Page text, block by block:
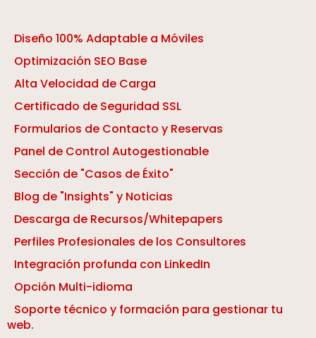
Diseño 100% Adaptable a Móviles
Optimización SEO Base
Alta Velocidad de Carga
Certificado de Seguridad SSL
Formularios de Contacto y Reservas
Panel de Control Autogestionable
Sección de "Casos de Éxito"
Blog de "Insights" y Noticias
Descarga de Recursos/Whitepapers
Perfiles Profesionales de los Consultores
Integración profunda con LinkedIn
Opción Multi-idioma
Soporte técnico y formación para gestionar tu
web.